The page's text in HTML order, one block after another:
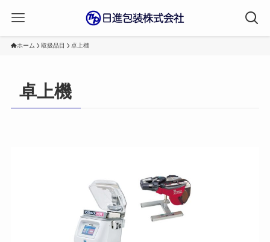
ホーム 取扱品目 卓上機
卓上機